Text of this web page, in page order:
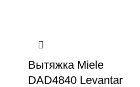
Вытяжка Miele
DAD4840 Levantar